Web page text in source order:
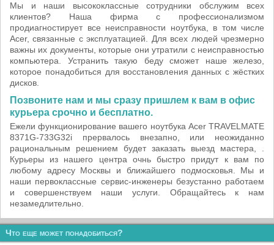
Мы и наши высококлассные сотрудники обслужим всех
клиентов? Наша фирма с профессионализмом
продиагностирует все неисправности ноутбука, в том числе
Acer, связанные с эксплуатацией. Для всех людей чрезмерно
важны их документы, которые они утратили с неисправностью
компьютера. Устранить такую беду сможет наше железо,
которое понадобиться для восстановления данных c жёстких
дисков.
Позвоните нам и мы сразу пришлем к вам в офис
курьера срочно и бесплатно.
Ежели функционирование вашего ноутбука Acer TRAVELMATE
8371G-733G32i прервалось внезапно, или неожиданно
рациональным решением будет заказать выезд мастера, .
Курьеры из нашего центра очнь быстро придут к вам по
любому адресу Москвы и ближайшего подмосковья. Мы и
наши первоклассные сервис-инженеры безустанно работаем
и совершенствуем наши услуги. Обращайтесь к нам
незамедлительно.
Что еще может понадобиться?